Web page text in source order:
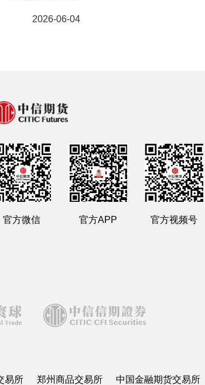
2026-06-04
官方微信
官方APP 官方视频号
易所 郑州商品交易所 中国金融期货交易所